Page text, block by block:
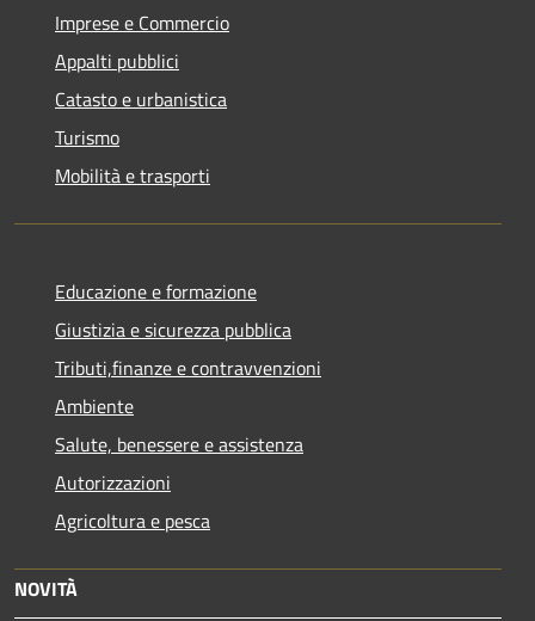
Imprese e Commercio
Appalti pubblici
Catasto e urbanistica
Turismo
Mobilità e trasporti
Educazione e formazione
Giustizia e sicurezza pubblica
Tributi,finanze e contravvenzioni
Ambiente
Salute, benessere e assistenza
Autorizzazioni
Agricoltura e pesca
NOVITÀ